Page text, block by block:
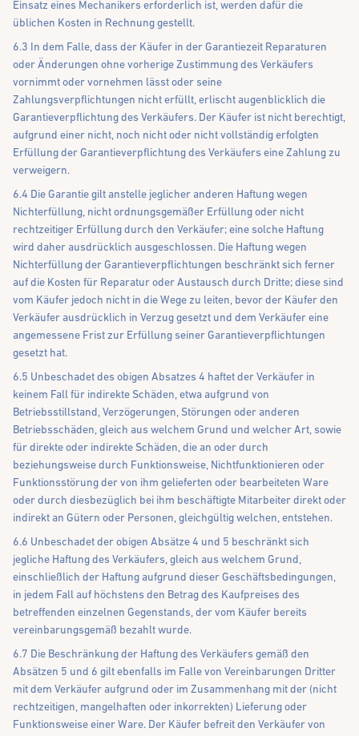
Einsatz eines Mechanikers erforderlich ist, werden dafür die
üblichen Kosten in Rechnung gestellt.
6.3 In dem Falle, dass der Käufer in der Garantiezeit Reparaturen
oder Änderungen ohne vorherige Zustimmung des Verkäufers
vornimmt oder vornehmen lässt oder seine
Zahlungsverpflichtungen nicht erfüllt, erlischt augenblicklich die
Garantieverpflichtung des Verkäufers. Der Käufer ist nicht berechtigt,
aufgrund einer nicht, noch nicht oder nicht vollständig erfolgten
Erfüllung der Garantieverpflichtung des Verkäufers eine Zahlung zu
verweigern.
6.4 Die Garantie gilt anstelle jeglicher anderen Haftung wegen
Nichterfüllung, nicht ordnungsgemäßer Erfüllung oder nicht
rechtzeitiger Erfüllung durch den Verkäufer; eine solche Haftung
wird daher ausdrücklich ausgeschlossen. Die Haftung wegen
Nichterfüllung der Garantieverpflichtungen beschränkt sich ferner
auf die Kosten für Reparatur oder Austausch durch Dritte; diese sind
vom Käufer jedoch nicht in die Wege zu leiten, bevor der Käufer den
Verkäufer ausdrücklich in Verzug gesetzt und dem Verkäufer eine
angemessene Frist zur Erfüllung seiner Garantieverpflichtungen
gesetzt hat.
6.5 Unbeschadet des obigen Absatzes 4 haftet der Verkäufer in
keinem Fall für indirekte Schäden, etwa aufgrund von
Betriebsstillstand, Verzögerungen, Störungen oder anderen
Betriebsschäden, gleich aus welchem Grund und welcher Art, sowie
für direkte oder indirekte Schäden, die an oder durch
beziehungsweise durch Funktionsweise, Nichtfunktionieren oder
Funktionsstörung der von ihm gelieferten oder bearbeiteten Ware
oder durch diesbezüglich bei ihm beschäftigte Mitarbeiter direkt oder
indirekt an Gütern oder Personen, gleichgültig welchen, entstehen.
6.6 Unbeschadet der obigen Absätze 4 und 5 beschränkt sich
jegliche Haftung des Verkäufers, gleich aus welchem Grund,
einschließlich der Haftung aufgrund dieser Geschäftsbedingungen,
in jedem Fall auf höchstens den Betrag des Kaufpreises des
betreffenden einzelnen Gegenstands, der vom Käufer bereits
vereinbarungsgemäß bezahlt wurde.
6.7 Die Beschränkung der Haftung des Verkäufers gemäß den
Absätzen 5 und 6 gilt ebenfalls im Falle von Vereinbarungen Dritter
mit dem Verkäufer aufgrund oder im Zusammenhang mit der (nicht
rechtzeitigen, mangelhaften oder inkorrekten) Lieferung oder
Funktionsweise einer Ware. Der Käufer befreit den Verkäufer von